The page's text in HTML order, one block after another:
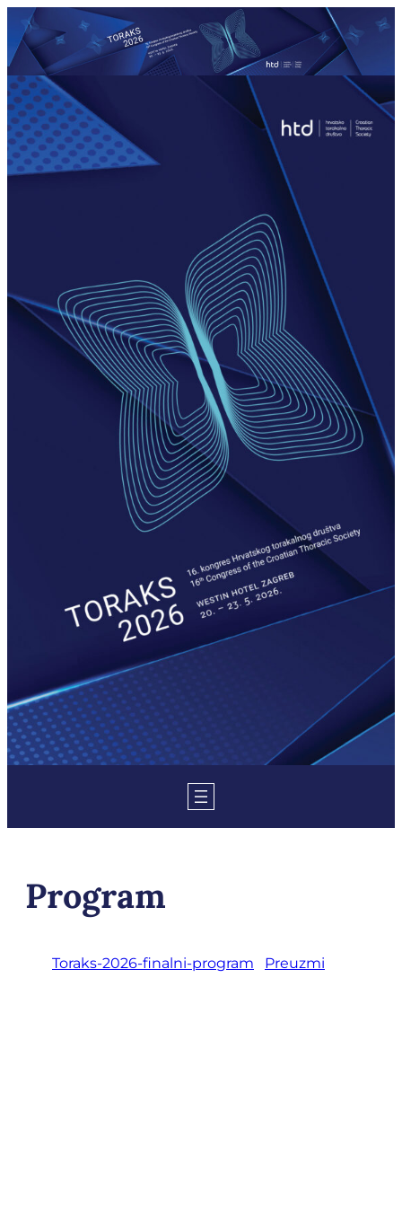
Skoči
do
sadržaja
Program
Toraks-2026-finalni-program Preuzmi